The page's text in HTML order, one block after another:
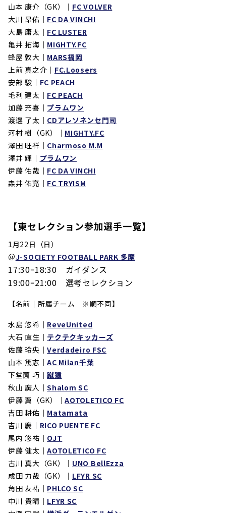
山本 康介（GK）
｜ FC VOLVER
大川 昂佑｜ FC DA VINCHI
大島 庸太｜ FC LUSTER
亀井 拓海｜ MIGHTY.FC
蜂屋 敦大｜ MARS福岡
上前 真之介｜ FC.Loosers
安部 駿｜ FC PEACH
毛利 建太｜ FC PEACH
加藤 充喜｜ プラムワン
渡邊 了太｜ CDアレソネンセ門司
河村 樹（GK）｜ MIGHTY.FC
澤田 旺祥｜ Charmoso M.M
澤井 輝｜ プラムワン
伊藤 佑哉｜ FC DA VINCHI
森井 佑亮｜ FC TRYISM
【東セレクション参加選手一覧】
1月22日（日）
＠J-SOCIETY FOOTBALL PARK 多摩
17:30ｰ18:30 ガイダンス
19:00ｰ21:00 選考セレクション
【名前｜所属チーム ※順不同】
水島 悠希｜ ReveUnited
大石 直生｜ テクテクキッカーズ
佐藤 玲央｜Verdadeiro FSC
山本 篤志｜AC Milan千葉
下堂薗 巧｜蹴猿
秋山 廣人｜Shalom SC
伊藤 翼（GK）｜AOTOLETICO FC
吉田 耕佑｜ Matamata
吉川 慶｜ RICO PUENTE FC
尾内 悠祐｜ OJT
伊藤 健太｜AOTOLETICO FC
古川 真大（GK）｜ UNO BellEzza
成田 力哉（GK）｜ LFYR SC
角田 友祐｜ PHLCO SC
中川 貴晴｜ LFYR SC